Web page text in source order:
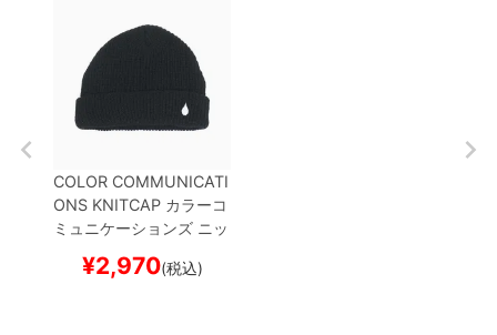
COLOR COMMUNICATI
ONS KNITCAP カラーコ
ミュニケーションズ ニッ
BLACKスケートボ
¥2,970(税込)